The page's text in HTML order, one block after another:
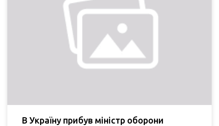
В Україну прибув міністр оборони